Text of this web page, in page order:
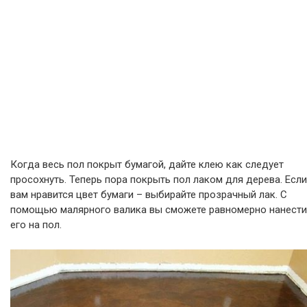
Когда весь пол покрыт бумагой, дайте клею как следует
просохнуть. Теперь пора покрыть пол лаком для дерева. Если
вам нравится цвет бумаги – выбирайте прозрачный лак. С
помощью малярного валика вы сможете равномерно нанести
его на пол.